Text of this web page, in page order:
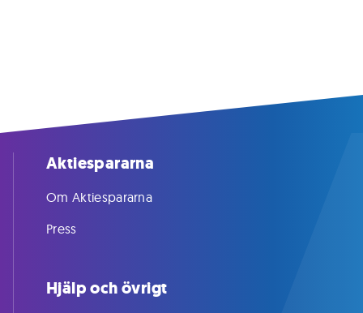
Aktiespararna
Om Aktiespararna
Press
Hjälp och övrigt